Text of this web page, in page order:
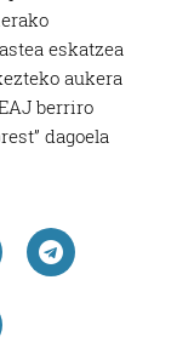
eskatzea
aukera
berriro
dagoela